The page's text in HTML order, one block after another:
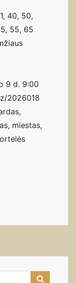
40, 50,
55, 65
9 d. 9:00
2026018
miestas,